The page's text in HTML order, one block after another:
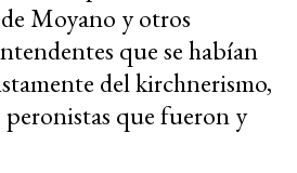
Moyano y otros
que se habían
del kirchnerismo,
peronistas que fueron y